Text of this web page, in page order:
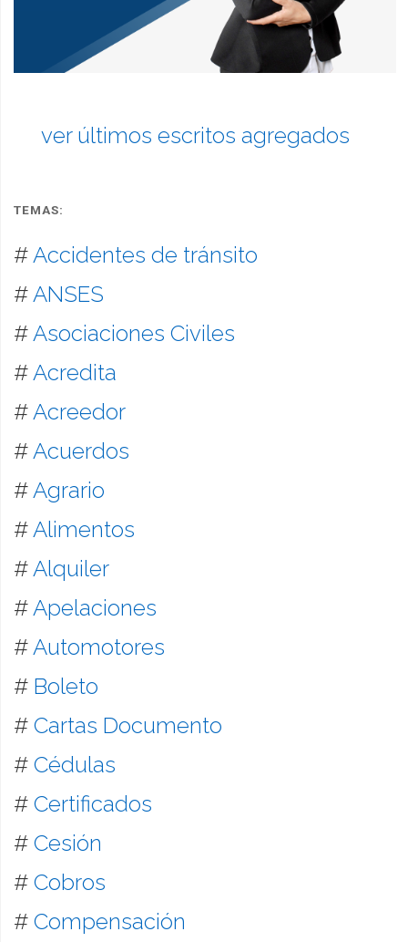
ver últimos escritos agregados
TEMAS:
# Accidentes de tránsito
# ANSES
# Asociaciones Civiles
# Acredita
# Acreedor
# Acuerdos
# Agrario
# Alimentos
# Alquiler
# Apelaciones
# Automotores
# Boleto
# Cartas Documento
# Cédulas
# Certificados
# Cesión
# Cobros
# Compensación